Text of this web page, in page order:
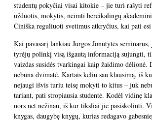
studentų pokyčiai visai kitokie – jie turi rašyti
užduotis, mokytis, neimti bereikalingų
Ciniška reguliuoti svetimus atkryčius, kai pati
Kai pavasarį lankiau Jurgos Jonutytės
tyrėjų polinkį visą išgautą informaciją sujungti,
vaizdas susidės tvarkingai kaip žaidimo dėlionė.
nebūna dvimatė. Kartais keliu sau klausimą, iš
nejaugi išvis turiu teisę mokyti to kitus – juk
tariant, pati stropiausia studentė. Kodėl vidinę
nors net nežinau, iš kur tiksliai jie pasiskolinti.
knygas, daugybę knygų, kurias redagavo